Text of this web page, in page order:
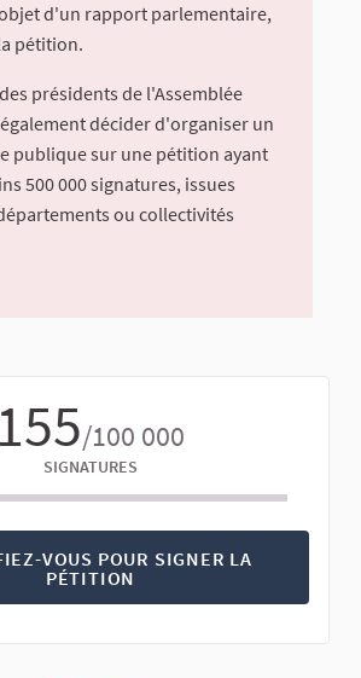
d'un rapport parlementaire,
pétition.
présidents de l'Assemblée
décider d'organiser un
publique sur une pétition ayant
500 000 signatures, issues
ou collectivités
155/100 000
SIGNATURES
VOUS POUR SIGNER LA
PÉTITION